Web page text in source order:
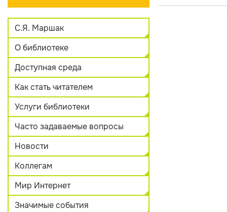
С.Я. Маршак
О библиотеке
Доступная среда
Как стать читателем
Услуги библиотеки
Часто задаваемые вопросы
Новости
Коллегам
Мир Интернет
Значимые события